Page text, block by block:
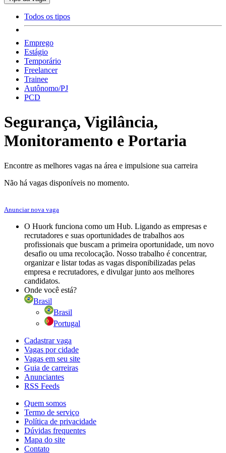
Todos os tipos
Emprego
Estágio
Temporário
Freelancer
Trainee
Autônomo/PJ
PCD
Segurança, Vigilância,
Monitoramento e Portaria
Encontre as melhores vagas na área e impulsione sua carreira
Não há vagas disponíveis no momento.
Anunciar nova vaga
O Huork funciona como um Hub. Ligando as empresas e
recrutadores e suas oportunidades de trabalhos aos
profissionais que buscam a primeira oportunidade, um novo
desafio ou uma recolocação. Nosso trabalho é concentrar,
organizar e listar todas as vagas disponibilizadas pelas
empresa e recrutadores, e divulgar junto aos melhores
candidatos.
Onde você está?
Brasil
Brasil
Portugal
Cadastrar vaga
Vagas por cidade
Vagas em seu site
Guia de carreiras
Anunciantes
RSS Feeds
Quem somos
Termo de serviço
Política de privacidade
Dúvidas frequentes
Mapa do site
Contato